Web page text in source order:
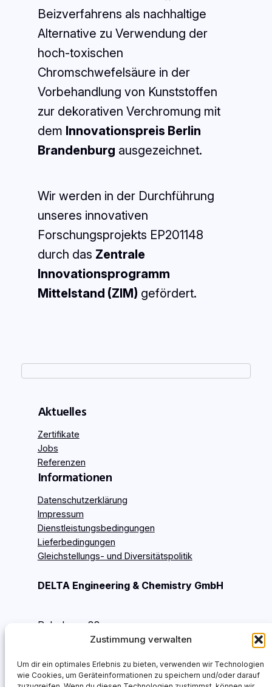
Zustimmung verwalten
Um dir ein optimales Erlebnis zu bieten, verwenden wir Technologien
wie Cookies, um Geräteinformationen zu speichern und/oder darauf
Beizverfahrens als nachhaltige
Alternative zu Verwendung der
hoch-toxischen
Chromschwefelsäure in der
Vorbehandlung von Kunststoffen
zur dekorativen Verchromung mit
dem Innovationspreis Berlin
Brandenburg ausgezeichnet.
Wir werden in der Durchführung
unseres innovativen
Forschungsprojekts EP201148
durch das Zentrale
Innovationsprogramm
Mittelstand (ZIM) gefördert.
Aktuelles
Zertifikate
Jobs
Referenzen
Informationen
Datenschutzerklärung
Impressum
Dienstleistungsbedingungen
Lieferbedingungen
Gleichstellungs- und Diversitätspolitik
DELTA Engineering & Chemistry GmbH
Rohrdamm 88
13629 Berlin